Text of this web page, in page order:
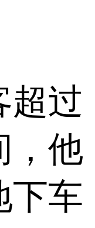
超过
，他
下车